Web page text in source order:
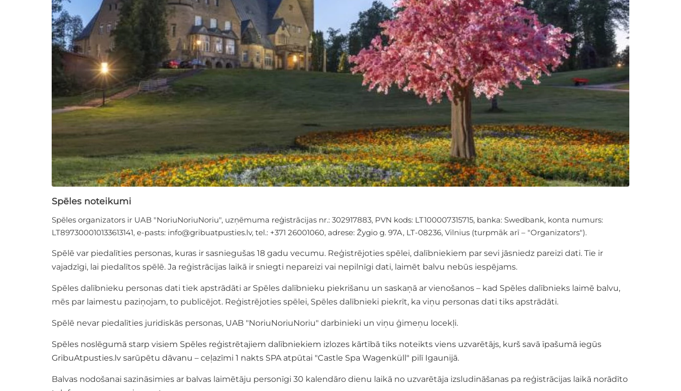
Spēles noteikumi
Spēles organizators ir UAB "NoriuNoriuNoriu", uzņēmuma reģistrācijas nr.: 302917883, PVN kods: LT100007315715, banka: Swedbank, konta numurs:
LT897300010133613141, e-pasts: info@gribuatpusties.lv, tel.: +371 26001060, adrese: Žygio g. 97A, LT-08236, Vilnius (turpmāk arī – "Organizators").
Spēlē var piedalīties personas, kuras ir sasniegušas 18 gadu vecumu. Reģistrējoties spēlei, dalībniekiem par sevi jāsniedz pareizi dati. Tie ir
vajadzīgi, lai piedalītos spēlē. Ja reģistrācijas laikā ir sniegti nepareizi vai nepilnīgi dati, laimēt balvu nebūs iespējams.
Spēles dalībnieku personas dati tiek apstrādāti ar Spēles dalībnieku piekrišanu un saskaņā ar vienošanos – kad Spēles dalībnieks laimē balvu,
mēs par laimestu paziņojam, to publicējot. Reģistrējoties spēlei, Spēles dalībnieki piekrīt, ka viņu personas dati tiks apstrādāti.
Spēlē nevar piedalīties juridiskās personas, UAB "NoriuNoriuNoriu" darbinieki un viņu ģimeņu locekļi.
Spēles noslēgumā starp visiem Spēles reģistrētajiem dalībniekiem izlozes kārtībā tiks noteikts viens uzvarētājs, kurš savā īpašumā iegūs
GribuAtpusties.lv sarūpētu dāvanu – ceļazīmi 1 nakts SPA atpūtai "Castle Spa Wagenküll" pilī Igaunijā.
Balvas nodošanai sazināsimies ar balvas laimētāju personīgi 30 kalendāro dienu laikā no uzvarētāja izsludināšanas pa reģistrācijas laikā norādīto